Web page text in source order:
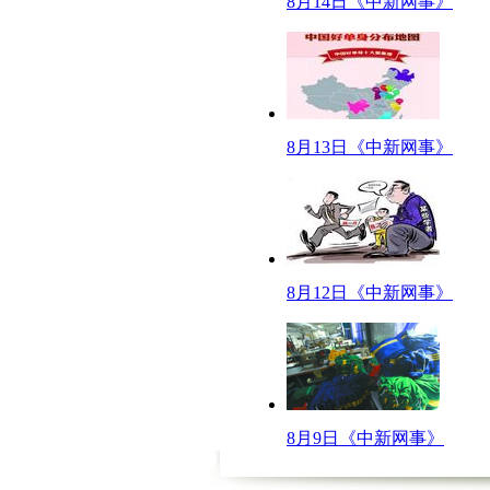
这位大爷的话一听就知道憋着气儿呢，也不难看出，父母的这些“孩子气”
【口播】其实啊，父母之所以会这么做，也影射了一些社会问题。我国计
话说回来，就是再忙也要给父母打打电话或是视频聊天来问候父母嘛，毕竟
周一上班人多天热，心那叫一个燥热！然后看到新闻的时候，下面出现滚
脑，每次我又委屈又纳闷的走在去网吧的路上，怎么想都不明白为啥不让我在
【冰块冒充iPad被识破】"坑爹"这件事情从来都不缺乏新意。据英国《镜报
成，倒是遭到了法院的处罚。还真是"敢想敢干"啊！他们一定是脑子热坏了..
当然了，呱呱不是什么都懂，一些专业领域的"独门绝技"就真心看不懂！8
南永州人，于是和他们聊起了《捕蛇者说》，最终支援民警赶到，将其擒获
质而白章……老乡你那里是不是真的有这种蛇啊...
团结就是力量，"队友"有时候还是挺"有用"的.郑州市十九中高中部进行新生
来……女生们，你们是更喜欢"套马的汉子"，还是喜欢"遮阳的汉子"？不过，
8月13日《中新网事》
8月12日《中新网事》
8月9日《中新网事》